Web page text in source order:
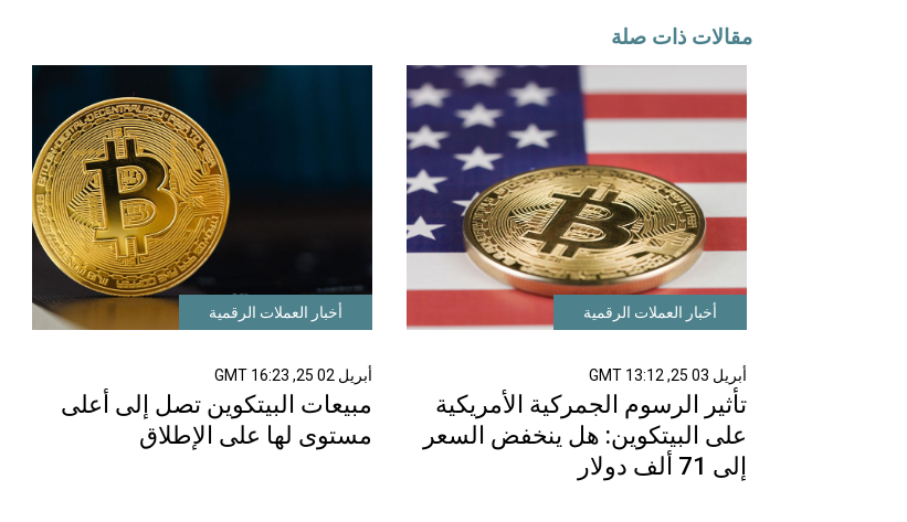
مقالات ذات صلة
أخبار العملات الرقمية
أبريل 03 25, 13:12 GMT
تأثير الرسوم الجمركية الأمريكية
على البيتكوين: هل ينخفض السعر
إلى 71 ألف دولار
أخبار العملات الرقمية
أبريل 02 25, 16:23 GMT
مبيعات البيتكوين تصل إلى أعلى
مستوى لها على الإطلاق